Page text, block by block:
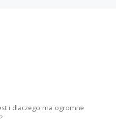
i dlaczego ma ogromne